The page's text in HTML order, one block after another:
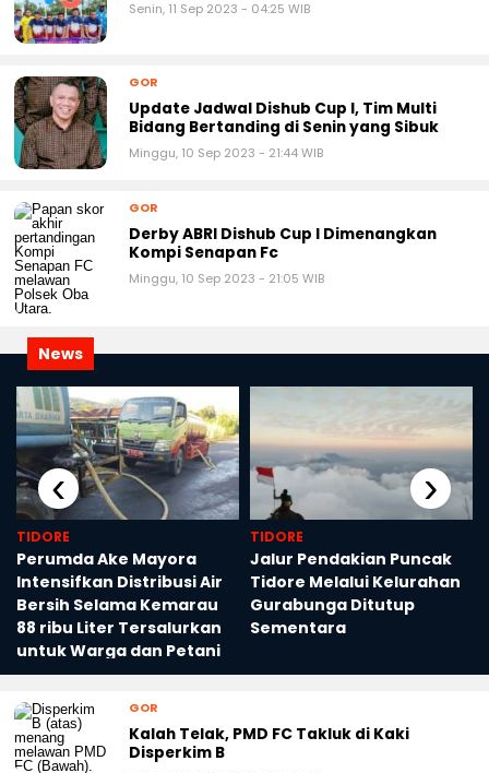
Senin, 11 Sep 2023 - 04:25 WIB
GOR
Update Jadwal Dishub Cup I, Tim Multi
Bidang Bertanding di Senin yang Sibuk
Minggu, 10 Sep 2023 - 21:44 WIB
GOR
Derby ABRI Dishub Cup I Dimenangkan
Kompi Senapan Fc
Minggu, 10 Sep 2023 - 21:05 WIB
News
TIDORE
Perumda Ake Mayora
Intensifkan Distribusi Air
Bersih Selama Kemarau
88 ribu Liter Tersalurkan
untuk Warga dan Petani
TIDORE
Jalur Pendakian Puncak
Tidore Melalui Kelurahan
Gurabunga Ditutup
Sementara
‹ ›
GOR
Kalah Telak, PMD FC Takluk di Kaki
Disperkim B